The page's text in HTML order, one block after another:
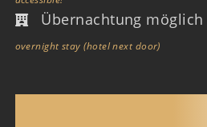
Übernachtung
overnight stay (hotel next door)